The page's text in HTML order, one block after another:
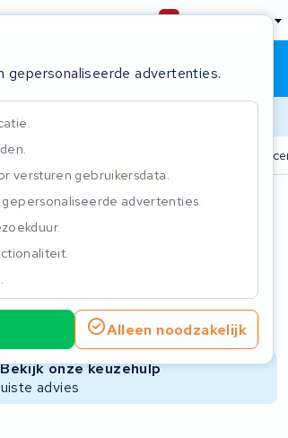
Nederland
Winkelwagen Inloggen
Real-time status tracker ISO 9001
gepersonaliseerde advertenties.
versturen gebruikersdata.
advertenties.
Alleen noodzakelijk
Refurbished Accu
Niet beschikbaar
Bekijk onze keuzehulp
advies